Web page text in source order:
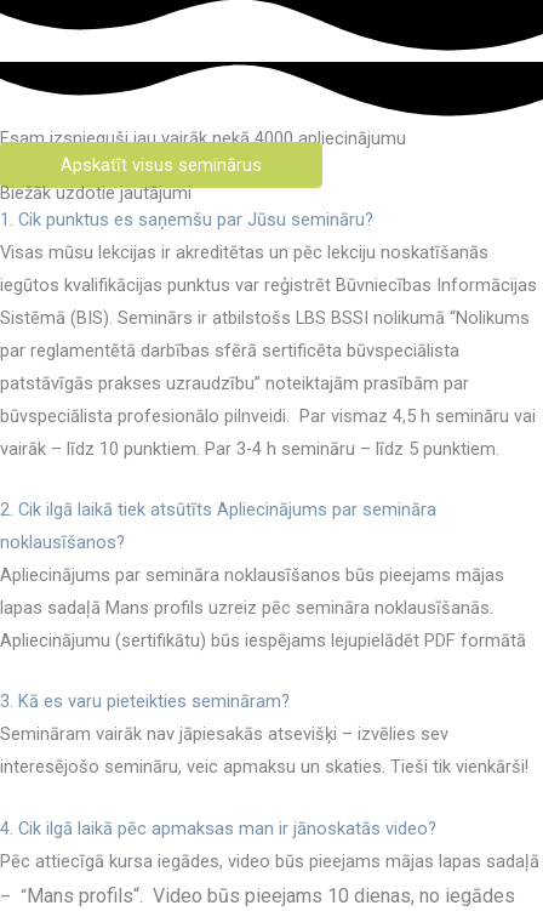
Esam izsnieguši jau vairāk nekā 4000 apliecinājumu
Apskatīt visus seminārus
Biežāk uzdotie jautājumi
1. Cik punktus es saņemšu par Jūsu semināru?
Visas mūsu lekcijas ir akreditētas un pēc lekciju noskatīšanās
iegūtos kvalifikācijas punktus var reģistrēt Būvniecības Informācijas
Sistēmā (BIS). Seminārs ir atbilstošs LBS BSSI nolikumā “Nolikums
par reglamentētā darbības sfērā sertificēta būvspeciālista
patstāvīgās prakses uzraudzību” noteiktajām prasībām par
būvspeciālista profesionālo pilnveidi. Par vismaz 4,5 h semināru vai
vairāk – līdz 10 punktiem. Par 3-4 h semināru – līdz 5 punktiem.
2. Cik ilgā laikā tiek atsūtīts Apliecinājums par semināra
noklausīšanos?
Apliecinājums par semināra noklausīšanos būs pieejams mājas
lapas sadaļā Mans profils uzreiz pēc semināra noklausīšanās.
Apliecinājumu (sertifikātu) būs iespējams lejupielādēt PDF formātā
3. Kā es varu pieteikties semināram?
Semināram vairāk nav jāpiesakās atsevišķi – izvēlies sev
interesējošo semināru, veic apmaksu un skaties. Tieši tik vienkārši!
4. Cik ilgā laikā pēc apmaksas man ir jānoskatās video?
Pēc attiecīgā kursa iegādes, video būs pieejams mājas lapas sadaļā
– “Mans profils“. Video būs pieejams 10 dienas, no iegādes